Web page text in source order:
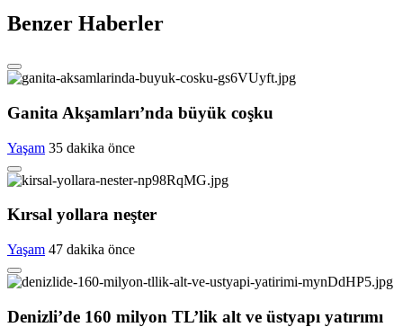
Benzer Haberler
Ganita Akşamları’nda büyük coşku
Yaşam 35 dakika önce
Kırsal yollara neşter
Yaşam 47 dakika önce
Denizli’de 160 milyon TL’lik alt ve üstyapı yatırımı